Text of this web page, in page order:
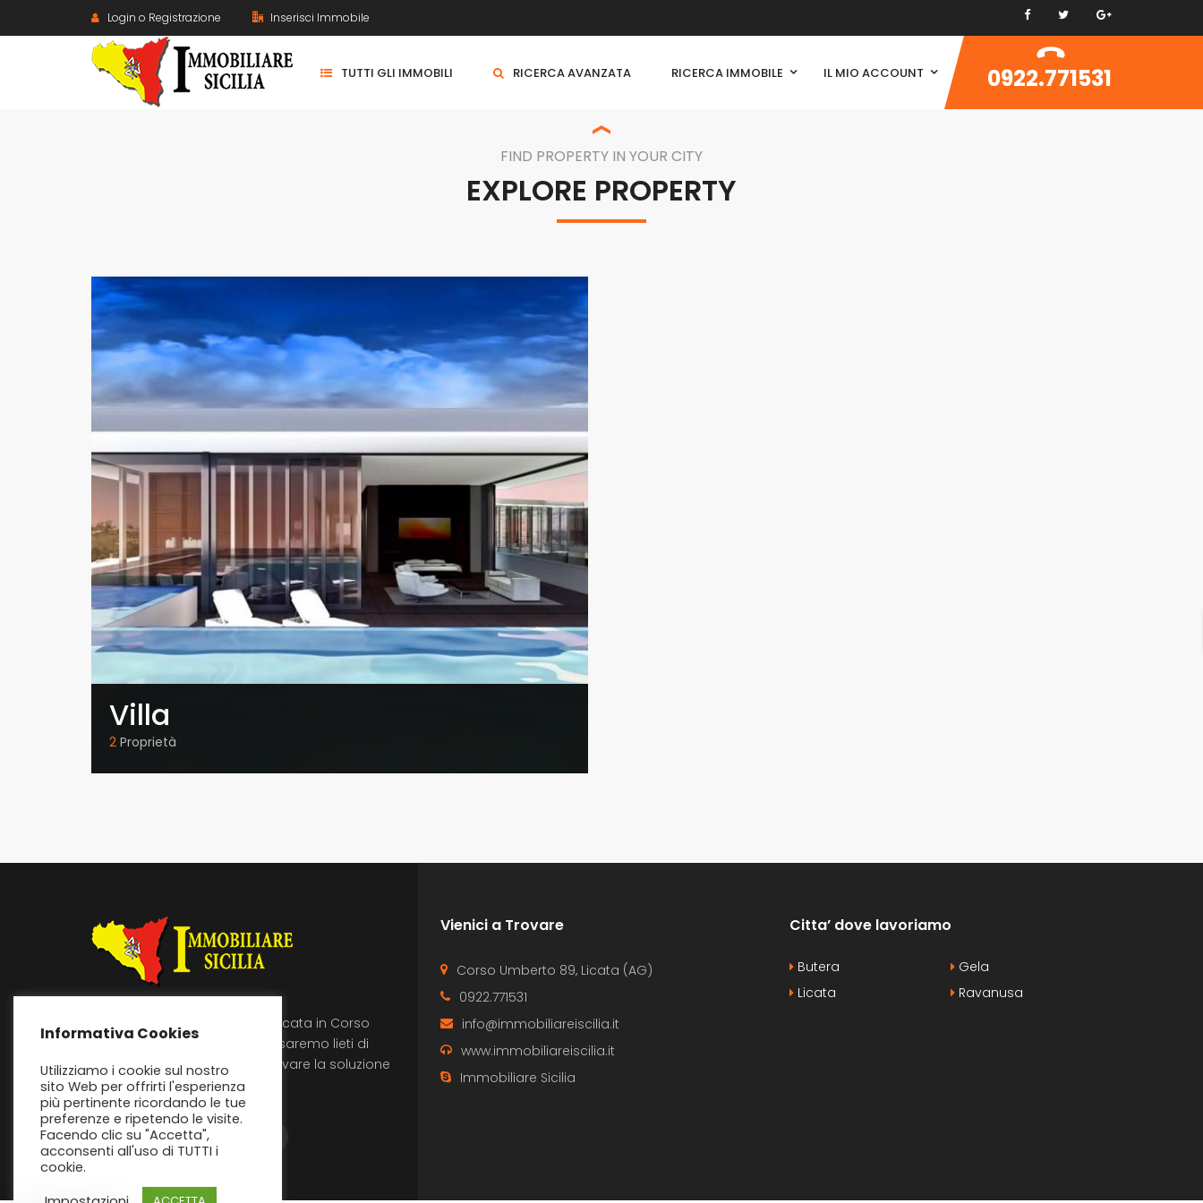
Login o Registrazione Inserisci Immobile
TUTTI GLI IMMOBILI RICERCA AVANZATA RICERCA IMMOBILE IL MIO ACCOUNT 0922.771531
FIND PROPERTY IN YOUR CITY
EXPLORE PROPERTY
Villa
2 Proprietà
Immobiliare Sicilia si trova a Licata in Corso
Umberto 89, vienici a trovare saremo lieti di
ascoltare le tue richieste e trovare la soluzione
piu’ adatta alle tue esigenze!
Vienici a Trovare
Corso Umberto 89, Licata (AG)
0922.771531
info@immobiliareiscilia.it
www.immobiliareiscilia.it
Immobiliare Sicilia
Citta’ dove lavoriamo
Butera
Gela
Licata
Ravanusa
Informativa Cookies
Utilizziamo i cookie sul nostro
sito Web per offrirti l'esperienza
più pertinente ricordando le tue
preferenze e ripetendo le visite.
Facendo clic su "Accetta",
acconsenti all'uso di TUTTI i
cookie.